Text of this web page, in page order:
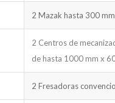
2 Mazak hasta 300
2 Centros de
de hasta 1000 mm x
2 Fresadoras